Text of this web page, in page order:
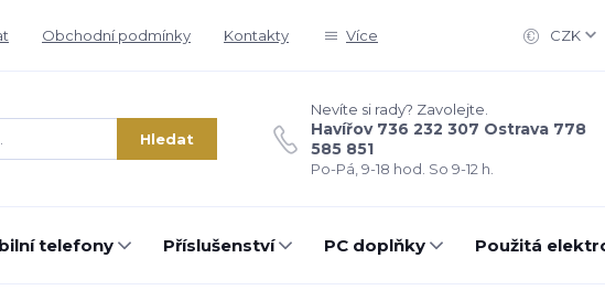
Obchodní podmínky Kontakty Více CZK
Hledat
Nevíte si rady? Zavolejte.
Havířov 736 232 307 Ostrava 778
585 851
Po-Pá, 9-18 hod. So 9-12 h.
telefony Příslušenství PC doplňky Použitá